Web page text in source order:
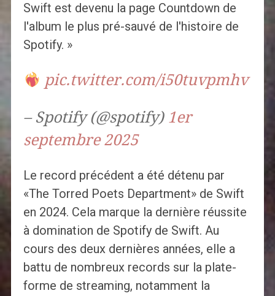
Swift est devenu la page Countdown de
l'album le plus pré-sauvé de l'histoire de
Spotify. »
pic.twitter.com/i50tuvpmhv
– Spotify (@spotify) 1er
septembre 2025
Le record précédent a été détenu par
«The Torred Poets Department» de Swift
en 2024. Cela marque la dernière réussite
à domination de Spotify de Swift. Au
cours des deux dernières années, elle a
battu de nombreux records sur la plate-
forme de streaming, notamment la